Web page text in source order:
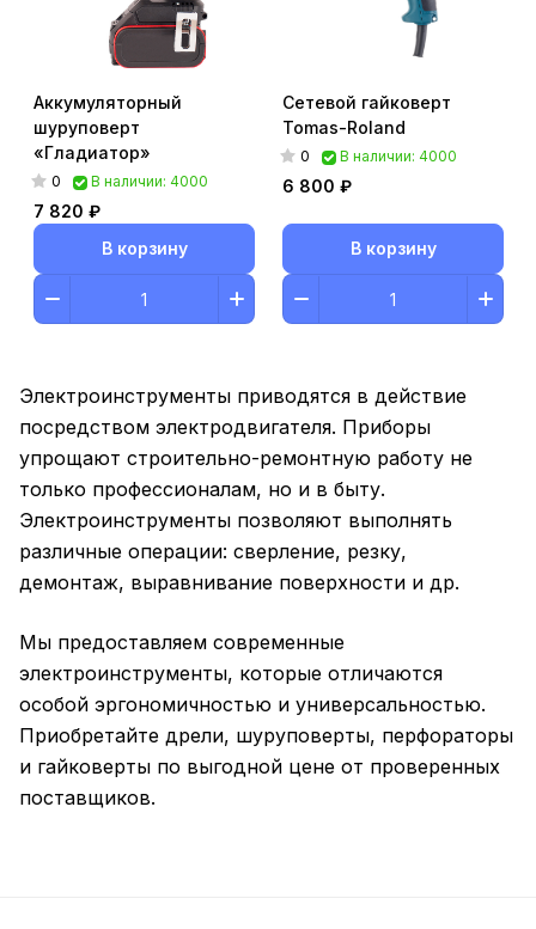
Аккумуляторный
шуруповерт
«Гладиатор»
0 В наличии: 4000
7 820 ₽
В корзину
Сетевой гайковерт
Tomas-Roland
0 В наличии: 4000
6 800 ₽
В корзину
Электроинструменты приводятся в действие
посредством электродвигателя. Приборы
упрощают строительно-ремонтную работу не
только профессионалам, но и в быту.
Электроинструменты позволяют выполнять
различные операции: сверление, резку,
демонтаж, выравнивание поверхности и др.
Мы предоставляем современные
электроинструменты, которые отличаются
особой эргономичностью и универсальностью.
Приобретайте дрели, шуруповерты, перфораторы
и гайковерты по выгодной цене от проверенных
поставщиков.